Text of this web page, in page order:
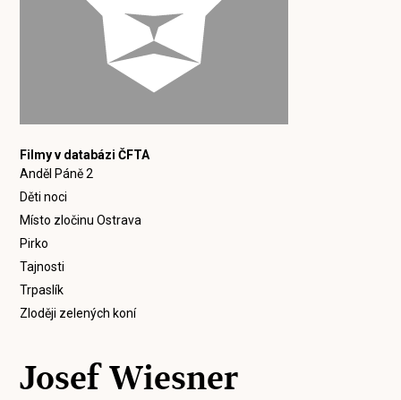
Filmy v databázi ČFTA
Anděl Páně 2
Děti noci
Místo zločinu Ostrava
Pirko
Tajnosti
Trpaslík
Zloději zelených koní
Josef Wiesner